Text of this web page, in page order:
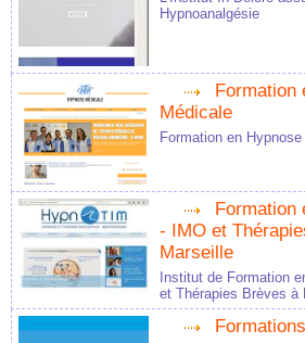
Hypnoanalgésie
Formation
Médicale
Formation en
Formation
- IMO et
Marseille
Institut de Formation
et Thérapies Brèves à